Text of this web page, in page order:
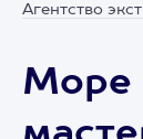
Агентство
Море